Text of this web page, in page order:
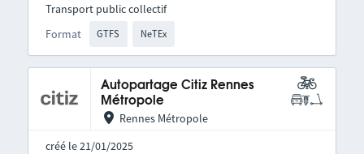
Format GTFS NeTEx
Transport public collectif
Autopartage Citiz Rennes
Métropole
Rennes Métropole
créé le 21/01/2025